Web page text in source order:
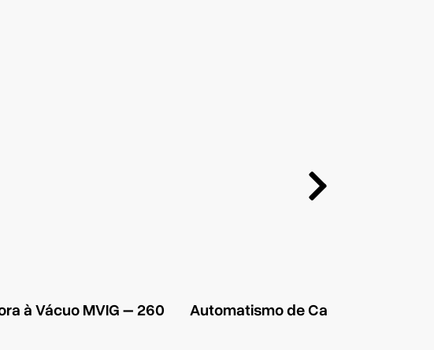
à Vácuo MVIG – 260 Automatismo de Carga